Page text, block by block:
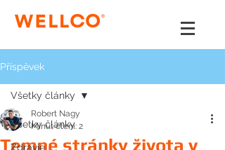
Příspěvek
Všetky články
Zdravie
Všetky články
Temné stránky života v
Robert Nagy
Minut čtení: 2